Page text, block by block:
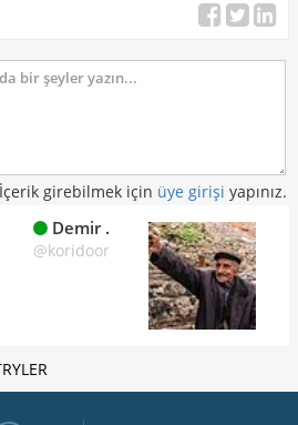
lazım. bloke kaldırıldıktan 2-
İçerik girebilmek için üye girişi yapınız.
Demir .
@koridoor